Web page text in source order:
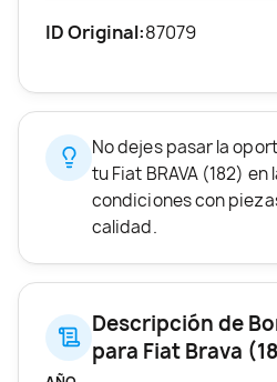
ID Original:87079
No dejes pasar la
tu Fiat BRAVA (182) en
condiciones con
calidad.
Descripción de
para Fiat Brava